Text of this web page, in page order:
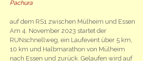
Pachura
auf dem RS1 zwischen Mülheim und Essen
Am 4. November 2023 startet der
RUNschnellweg, ein Laufevent über 5 km,
10 km und Halbmarathon von Mülheim
nach Essen und zurück. Gelaufen wird auf